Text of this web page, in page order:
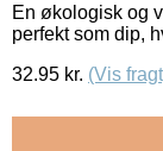
En økologisk og
perfekt som dip,
32.95 kr. (Vis